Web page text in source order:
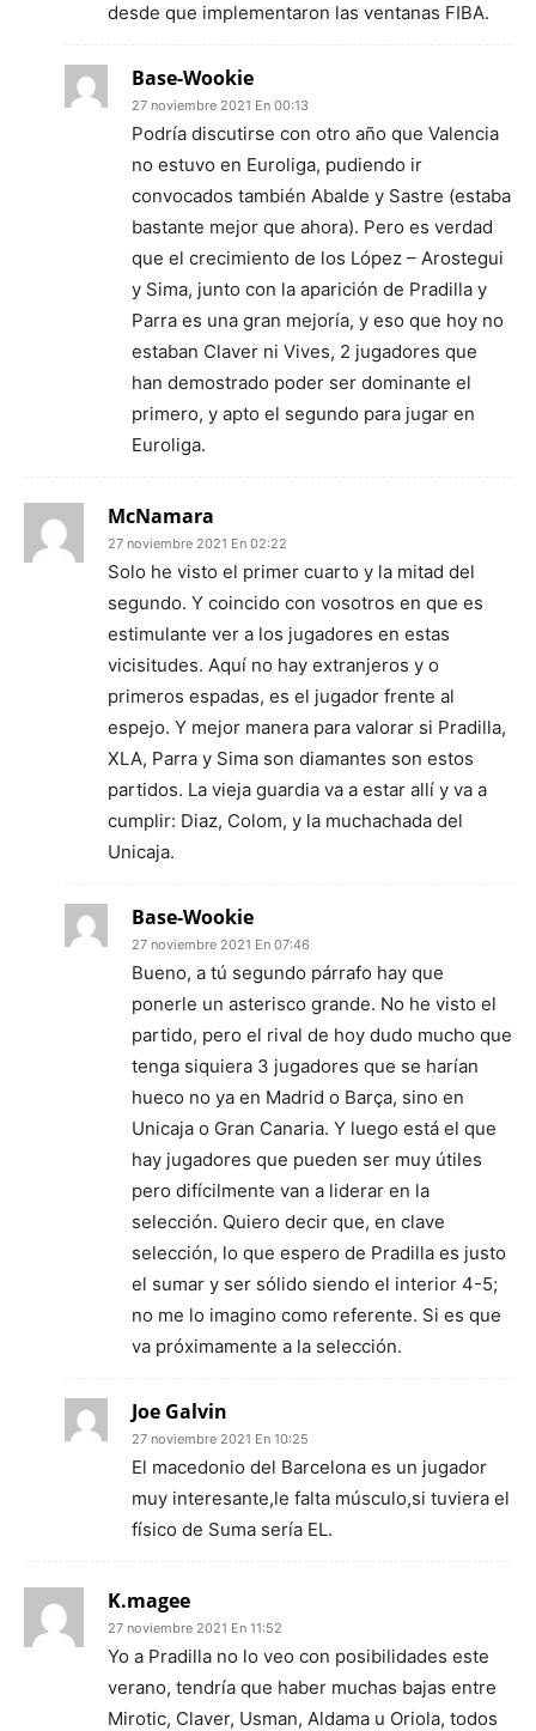
desde que implementaron las ventanas FIBA.
Base-Wookie
27 noviembre 2021 En 00:13
Podría discutirse con otro año que Valencia
no estuvo en Euroliga, pudiendo ir
convocados también Abalde y Sastre (estaba
bastante mejor que ahora). Pero es verdad
que el crecimiento de los López – Arostegui
y Sima, junto con la aparición de Pradilla y
Parra es una gran mejoría, y eso que hoy no
estaban Claver ni Vives, 2 jugadores que
han demostrado poder ser dominante el
primero, y apto el segundo para jugar en
Euroliga.
McNamara
27 noviembre 2021 En 02:22
Solo he visto el primer cuarto y la mitad del
segundo. Y coincido con vosotros en que es
estimulante ver a los jugadores en estas
vicisitudes. Aquí no hay extranjeros y o
primeros espadas, es el jugador frente al
espejo. Y mejor manera para valorar si Pradilla,
XLA, Parra y Sima son diamantes son estos
partidos. La vieja guardia va a estar allí y va a
cumplir: Diaz, Colom, y la muchachada del
Unicaja.
Base-Wookie
27 noviembre 2021 En 07:46
Bueno, a tú segundo párrafo hay que
ponerle un asterisco grande. No he visto el
partido, pero el rival de hoy dudo mucho que
tenga siquiera 3 jugadores que se harían
hueco no ya en Madrid o Barça, sino en
Unicaja o Gran Canaria. Y luego está el que
hay jugadores que pueden ser muy útiles
pero difícilmente van a liderar en la
selección. Quiero decir que, en clave
selección, lo que espero de Pradilla es justo
el sumar y ser sólido siendo el interior 4-5;
no me lo imagino como referente. Si es que
va próximamente a la selección.
Joe Galvin
27 noviembre 2021 En 10:25
El macedonio del Barcelona es un jugador
muy interesante,le falta músculo,si tuviera el
físico de Suma sería EL.
K.magee
27 noviembre 2021 En 11:52
Yo a Pradilla no lo veo con posibilidades este
verano, tendría que haber muchas bajas entre
Mirotic, Claver, Usman, Aldama u Oriola, todos